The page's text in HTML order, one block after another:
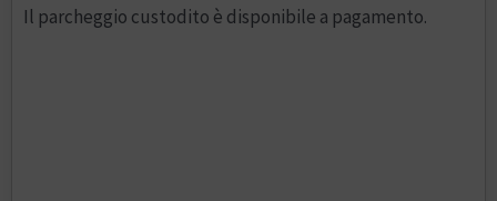
Il parcheggio custodito è disponibile a pagamento.